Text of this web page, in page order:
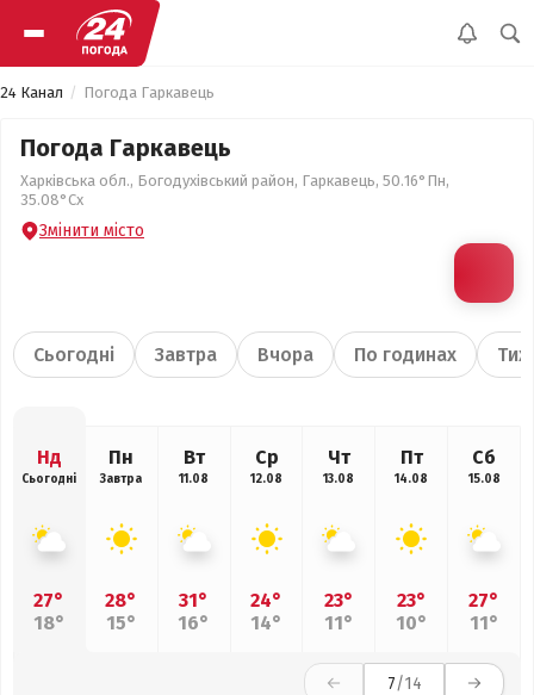
24 Канал Погода Гаркавець
Погода Гаркавець
Харківська обл., Богодухівський район, Гаркавець, 50.16°Пн,
35.08°Сх
Змінити місто
Сьогодні Завтра Вчора По годинах
Нд
Сьогодні
27°
18°
Пн
Завтра
28°
15°
Вт
11.08
31°
16°
Ср
12.08
24°
14°
Чт
13.08
23°
11°
Пт
14.08
23°
10°
Сб
15.08
27°
11°
7/14